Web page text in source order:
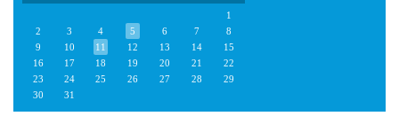
1
2
3 4 5 6 7
8
9
10 11 12 13 14
15
16
17 18 19 20 21
22
23
24 25 26 27 28
29
30
31